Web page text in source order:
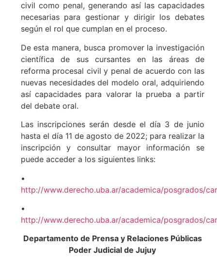
civil como penal, generando así las capacidades
necesarias para gestionar y dirigir los debates
según el rol que cumplan en el proceso.
De esta manera, busca promover la investigación
científica de sus cursantes en las áreas de
reforma procesal civil y penal de acuerdo con las
nuevas necesidades del modelo oral, adquiriendo
así capacidades para valorar la prueba a partir
del debate oral.
Las inscripciones serán desde el día 3 de junio
hasta el día 11 de agosto de 2022; para realizar la
inscripción y consultar mayor información se
puede acceder a los siguientes links:
•
http://www.derecho.uba.ar/academica/posgrados/
•
http://www.derecho.uba.ar/academica/posgrados/
Departamento de Prensa y Relaciones Públicas
Poder Judicial de Jujuy